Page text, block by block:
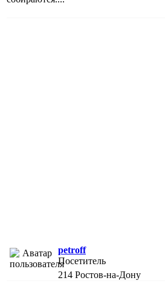
petroff
Посетитель
214 Ростов-на-Дону